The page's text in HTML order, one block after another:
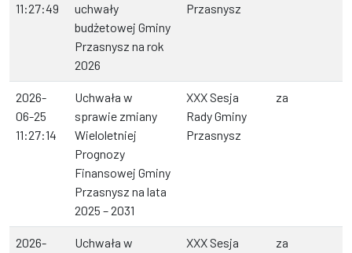
11:27:49
uchwały
budżetowej Gminy
Przasnysz na rok
2026
Przasnysz
2026-
06-25
11:27:14
Uchwała w
sprawie zmiany
Wieloletniej
Prognozy
Finansowej Gminy
Przasnysz na lata
2025 – 2031
XXX Sesja
Rady Gminy
Przasnysz
za
2026-
Uchwała w
XXX Sesja
za